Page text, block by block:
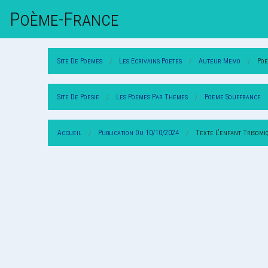
Poème-FrAnce
Site De Poemes Les Ecrivains Poetes Auteur Memo
Site De Poesie Les Poemes Par Themes Poeme Souffrance
Accueil Publication Du 10/10/2024 Texte L'enfant